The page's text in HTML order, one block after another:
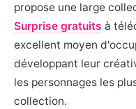
propose une large
Surprise gratuits à
excellent moyen
développant leur
les personnages les
collection.